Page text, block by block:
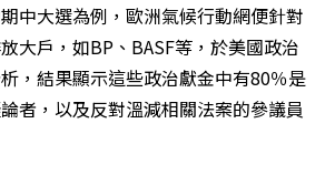
中大選為例，歐洲氣候行動網便針對
大戶，如BP、BASF等，於美國政治
，結果顯示這些政治獻金中有80％是
者，以及反對溫減相關法案的參議員